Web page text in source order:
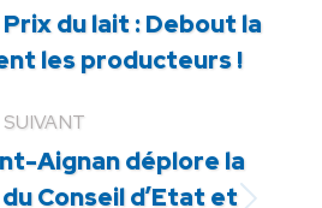
Article
précédent
du lait : Debout la
les producteurs !
SUIVANT
Aignan déplore la
Conseil d’Etat et